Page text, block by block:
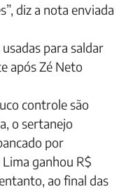
diz a nota enviada
para saldar
após Zé Neto
controle são
o sertanejo
por
ganhou R$
ao final das